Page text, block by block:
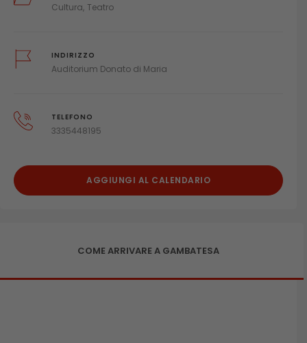
Cultura Teatro
INDIRIZZO
Auditorium Donato di Maria
TELEFONO
3335448195
AGGIUNGI AL CALENDARIO
COME ARRIVARE A GAMBATESA